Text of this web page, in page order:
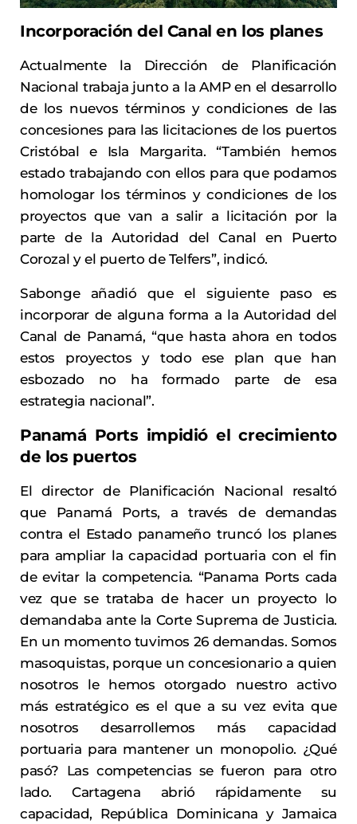
Incorporación del Canal en los planes
Actualmente la Dirección de Planificación
Nacional trabaja junto a la AMP en el desarrollo
de los nuevos términos y condiciones de las
concesiones para las licitaciones de los puertos
Cristóbal e Isla Margarita. “También hemos
estado trabajando con ellos para que podamos
homologar los términos y condiciones de los
proyectos que van a salir a licitación por la
parte de la Autoridad del Canal en Puerto
Corozal y el puerto de Telfers”, indicó.
Sabonge añadió que el siguiente paso es
incorporar de alguna forma a la Autoridad del
Canal de Panamá, “que hasta ahora en todos
estos proyectos y todo ese plan que han
esbozado no ha formado parte de esa
estrategia nacional”.
Panamá Ports impidió el crecimiento
de los puertos
El director de Planificación Nacional resaltó
que Panamá Ports, a través de demandas
contra el Estado panameño truncó los planes
para ampliar la capacidad portuaria con el fin
de evitar la competencia. “Panama Ports cada
vez que se trataba de hacer un proyecto lo
demandaba ante la Corte Suprema de Justicia.
En un momento tuvimos 26 demandas. Somos
masoquistas, porque un concesionario a quien
nosotros le hemos otorgado nuestro activo
más estratégico es el que a su vez evita que
nosotros desarrollemos más capacidad
portuaria para mantener un monopolio. ¿Qué
pasó? Las competencias se fueron para otro
lado. Cartagena abrió rápidamente su
capacidad, República Dominicana y Jamaica